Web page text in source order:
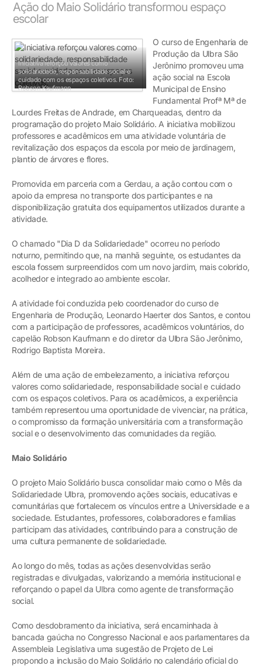
Ação do Maio Solidário transformou espaço
escolar
Iniciativa reforçou valores como
solidariedade, responsabilidade social e
cuidado com os espaços coletivos. Foto:
Robson Kaufmann
O curso de Engenharia de
Produção da Ulbra São
Jerônimo promoveu uma
ação social na Escola
Municipal de Ensino
Fundamental Profª Mª de
Lourdes Freitas de Andrade, em Charqueadas, dentro da
programação do projeto Maio Solidário. A iniciativa mobilizou
professores e acadêmicos em uma atividade voluntária de
revitalização dos espaços da escola por meio de jardinagem,
plantio de árvores e flores.
Promovida em parceria com a Gerdau, a ação contou com o
apoio da empresa no transporte dos participantes e na
disponibilização gratuita dos equipamentos utilizados durante a
atividade.
O chamado "Dia D da Solidariedade" ocorreu no período
noturno, permitindo que, na manhã seguinte, os estudantes da
escola fossem surpreendidos com um novo jardim, mais colorido,
acolhedor e integrado ao ambiente escolar.
A atividade foi conduzida pelo coordenador do curso de
Engenharia de Produção, Leonardo Haerter dos Santos, e contou
com a participação de professores, acadêmicos voluntários, do
capelão Robson Kaufmann e do diretor da Ulbra São Jerônimo,
Rodrigo Baptista Moreira.
Além de uma ação de embelezamento, a iniciativa reforçou
valores como solidariedade, responsabilidade social e cuidado
com os espaços coletivos. Para os acadêmicos, a experiência
também representou uma oportunidade de vivenciar, na prática,
o compromisso da formação universitária com a transformação
social e o desenvolvimento das comunidades da região.
Maio Solidário
O projeto Maio Solidário busca consolidar maio como o Mês da
Solidariedade Ulbra, promovendo ações sociais, educativas e
comunitárias que fortalecem os vínculos entre a Universidade e a
sociedade. Estudantes, professores, colaboradores e famílias
participam das atividades, contribuindo para a construção de
uma cultura permanente de solidariedade.
Ao longo do mês, todas as ações desenvolvidas serão
registradas e divulgadas, valorizando a memória institucional e
reforçando o papel da Ulbra como agente de transformação
social.
Como desdobramento da iniciativa, será encaminhada à
bancada gaúcha no Congresso Nacional e aos parlamentares da
Assembleia Legislativa uma sugestão de Projeto de Lei
propondo a inclusão do Maio Solidário no calendário oficial do